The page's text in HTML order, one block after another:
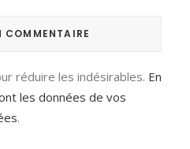
réduire les indésirables. En
les données de vos
.